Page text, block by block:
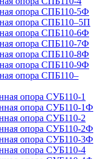
опора СПБ110-5Ф
опора СПБ110–5П
опора СПБ110-6Ф
опора СПБ110-7Ф
опора СПБ110-8Ф
опора СПБ110-9Ф
опора СПБ110–
опора СУБ110-1
опора СУБ110-1Ф
опора СУБ110-2
опора СУБ110-2Ф
опора СУБ110-3Ф
опора СУБ110-4